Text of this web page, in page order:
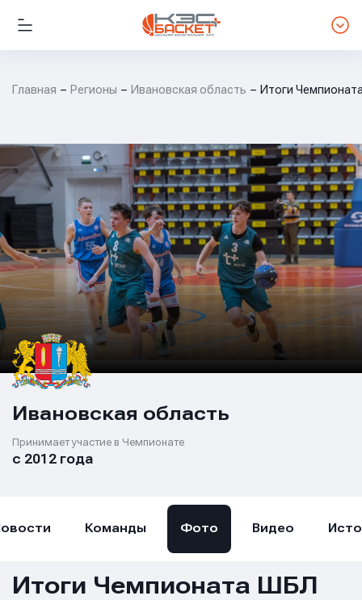
Главная Регионы Ивановская область Итоги
Ивановская область
Принимает участие в Чемпионате
с 2012 года
Команды Фото Видео
Итоги Чемпионата ШБЛ